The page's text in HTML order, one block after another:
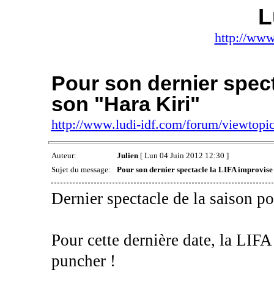
http://
Pour son dernier
son "Hara Kiri"
http://www.ludi-idf.com/forum/
Auteur: Julien[ Lun 04 Juin 2012 12:30 ]
Sujet du message:
Pour son dernier spectacle la LIFA
Dernier spectacle de la saison
Pour cette dernière date, la
puncher !